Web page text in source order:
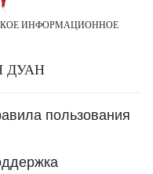
ИНФОРМАЦИОННОЕ
ДУАН
пользования